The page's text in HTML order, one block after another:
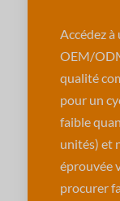
Accédez
OEM/
qualité
pour un
faible
unités) et
éprouvée
procurer